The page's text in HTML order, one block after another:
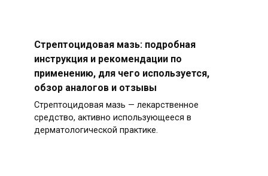
Стрептоцидовая мазь: подробная
инструкция и рекомендации по
применению, для чего используется,
обзор аналогов и отзывы
Стрептоцидовая мазь — лекарственное
средство, активно использующееся в
дерматологической практике.